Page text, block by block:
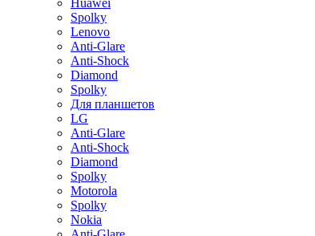
Huawei
Spolky
Lenovo
Anti-Glare
Anti-Shock
Diamond
Spolky
Для планшетов
LG
Anti-Glare
Anti-Shock
Diamond
Spolky
Motorola
Spolky
Nokia